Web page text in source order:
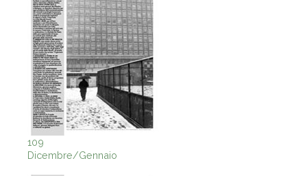
109
Dicembre/Gennaio